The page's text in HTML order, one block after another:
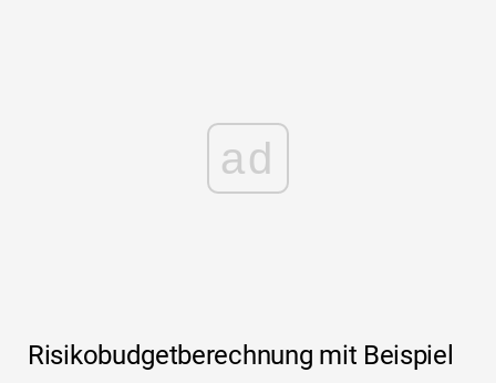
ad
Risikobudgetberechnung mit Beispiel